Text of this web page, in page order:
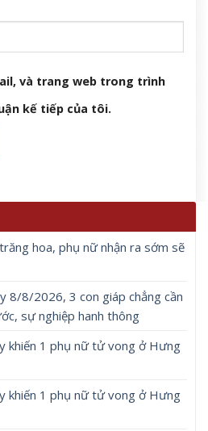
và trang web trong trình
kế tiếp của tôi.
hoa, phụ nữ nhận ra sớm sẽ
8/8/2026, 3 con giáp chẳng cần
sự nghiệp hanh thông
khiến 1 phụ nữ tử vong ở Hưng
khiến 1 phụ nữ tử vong ở Hưng